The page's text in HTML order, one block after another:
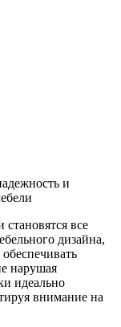
все
дизайна,
нарушая
идеально
внимание на